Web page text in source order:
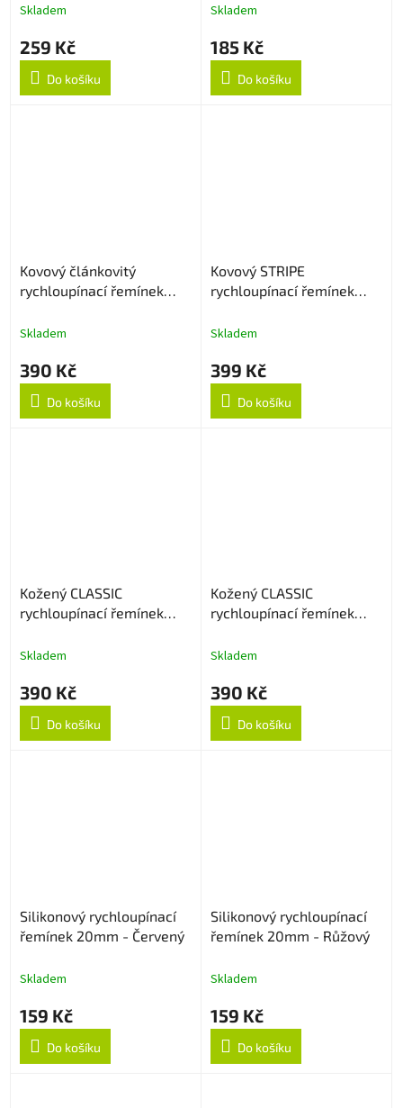
Skladem
259 Kč
Do košíku
Skladem
185 Kč
Do košíku
Kovový článkovitý
rychloupínací řemínek
Gold
Skladem
390 Kč
Do košíku
Kovový STRIPE
rychloupínací řemínek
Skladem
399 Kč
Do košíku
Kožený CLASSIC
rychloupínací řemínek
Skladem
390 Kč
Do košíku
Kožený CLASSIC
rychloupínací řemínek
Skladem
390 Kč
Do košíku
Silikonový rychloupínací
řemínek 20mm - Červený
Skladem
159 Kč
Do košíku
Silikonový rychloupínací
řemínek 20mm - Růžový
Skladem
159 Kč
Do košíku